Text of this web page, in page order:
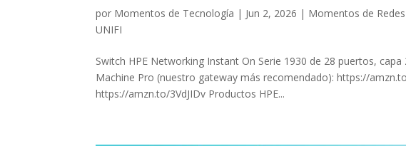
por Momentos de Tecnología | Jun 2, 2026 | Momentos de
UNIFI
Switch HPE Networking Instant On Serie 1930 de 28 puertos,
Machine Pro (nuestro gateway más recomendado): https://
https://amzn.to/3VdJIDv Productos HPE...